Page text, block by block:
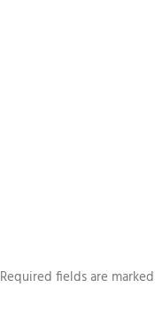
Required fields are marked